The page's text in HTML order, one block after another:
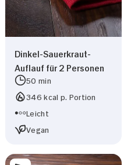
Dinkel-Sauerkraut-
Auflauf für 2 Personen
50 min
346 kcal p. Portion
Leicht
Vegan